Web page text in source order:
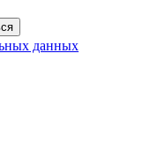
данных